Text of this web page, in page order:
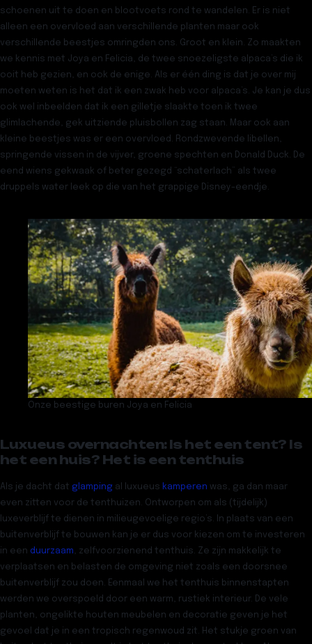
schoenen uit te doen en blootvoets rond te wandelen. Er is niet
alleen een overvloed aan verschillende planten maar ook
verschillende beestjes omringden ons. Groot en klein. Zo maakten
we kennis met Joya en Felicia, de twee snoezeligste alpaca’s die ik
ooit heb gezien, en ook de enige. Als er één ding is dat je over mij
moeten weten is het dat ik een zwak heb voor alpaca’s. Je kan je dus
ook wel inbeelden dat ik een gilletje slaakte toen ik twee
glimlachende, gek uitziende pluisbollen zag staan. Maar ook aan
kleine beestjes was er een overvloed. Rondzwevende libellen,
springende vissen in de vijver, groene spechten en Donald Duck. De
eend wiens gekwaak of beter gezegd “schaterlach” als twee
druppels water leek op die van het grappige Disney-eendje.
Onze beestige buren Joya en Felicia
Luxueus overnachten: Is het een tent? Is
het een huis? Het is een tenthuis
Als je dacht dat glamping al luxueus kamperen was, ga dan maar
even zitten voor de tenthuizen. Ontworpen om als (tijdelijk)
luxeverblijf te dienen in milieugevoelige regio’s. In plaats van een
buitenverblijf te bouwen kan je er dus voor kiezen om te investeren
in een duurzaam, zelfvoorzienend tenthuis. Ze zijn makkelijk te
verplaatsen en belasten de omgeving niet zoals een doorsnee
buitenverblijf zou doen. Eenmaal we het tenthuis binnenstapten
werden we overspoeld door een warm, rustiek interieur. De vele
planten, ongelikte houten meubelen en decoratie geven je het
gevoel dat je in een tropisch regenwoud zit. Het stukje groen van